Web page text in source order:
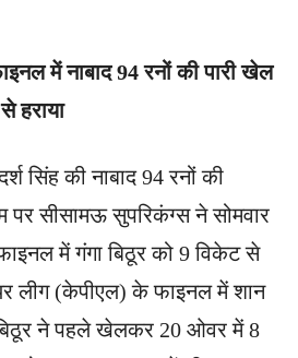
में नाबाद 94 रनों की पारी खेल
हराया
सिंह की नाबाद 94 रनों की
पर सीसामऊ सुपरिकंग्स ने सोमवार
में गंगा बिठूर को 9 विकेट से
लीग (केपीएल) के फाइनल में शान
ने पहले खेलकर 20 ओवर में 8